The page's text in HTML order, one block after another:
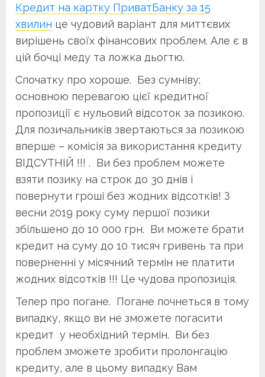
Кредит на картку ПриватБанку за 15
хвилин це чудовий варіант для миттєвих
вирішень своїх фінансових проблем. Але є в
цій бочці меду та ложка дьогтю.
Спочатку про хороше. Без сумніву;
основною перевагою цієї кредитної
пропозиції є нульовий відсоток за позикою.
Для позичальників звертаються за позикою
вперше – комісія за використання кредиту
ВІДСУТНІЙ !!! . Ви без проблем можете
взяти позику на строк до 30 днів і
повернути гроші без жодних відсотків! З
весни 2019 року суму першої позики
збільшено до 10 000 грн. Ви можете брати
кредит на суму до 10 тисяч гривень та при
поверненні у місячний термін не платити
жодних відсотків !!! Це чудова пропозиція.
Тепер про погане. Погане почнеться в тому
випадку, якщо ви не зможете погасити
кредит у необхідний термін. Ви без
проблем зможете зробити пролонгацію
кредиту, але в цьому випадку Вам